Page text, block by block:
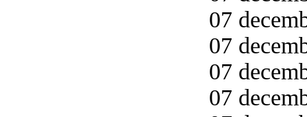
07
07
07
07